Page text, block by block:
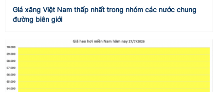
Giá xăng Việt Nam thấp nhất trong nhóm các nước chung
đường biên giới